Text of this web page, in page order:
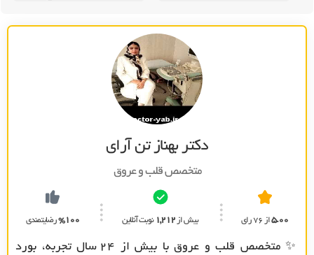
دکتر بهناز تن آرای
متخصص قلب و عروق
5.00از 76 رای بیش از 1,212 نوبت آنلاین %100رضایتمندی
✨ متخصص قلب و عروق با بیش از ۲۴ سال تجربه، بورد